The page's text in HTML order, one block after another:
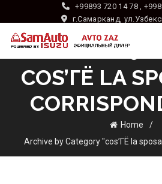
+99893 720 14 78 ,
г.Самарканд,
COS’ГЁ LA
Home
Archive by Category "cos’ГЁ la